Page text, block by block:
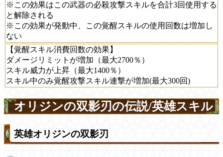
※この効果はこの武器の必殺攻撃スキルを合計3回使用する
と解除される
※この効果が発動中、この覚醒スキルの使用回数は増加し
ない
【覚醒スキル消費回数の効果】
ダメージリミットが増加（最大2700％）
スキル威力が上昇（最大1400％）
スキル中のみ覚醒攻撃スキル連撃が増加(最大300回)
オリジンの双影刃の伝説/英雄スキル
英雄オリジンの双影刃